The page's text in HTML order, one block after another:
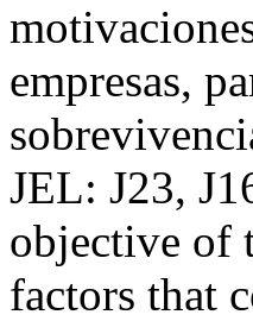
empresas,
JEL: J23,
objective of
factors that